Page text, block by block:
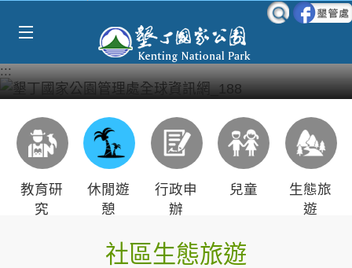
:::
教育研
究
休閒遊
憩
行政申
辦
兒童
生態旅
遊
社區生態旅遊